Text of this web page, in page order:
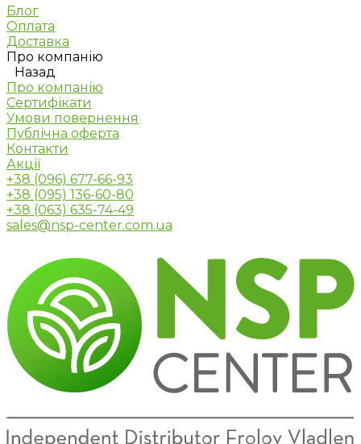
Блог
Оплата
Доставка
Про компанію
Назад
Про компанію
Сертифікати
Умови повернення
Публічна оферта
Контакти
Акції
+38 (096) 677-66-93
+38 (095) 136-60-80
+38 (063) 635-74-49
sales@nsp-center.com.ua